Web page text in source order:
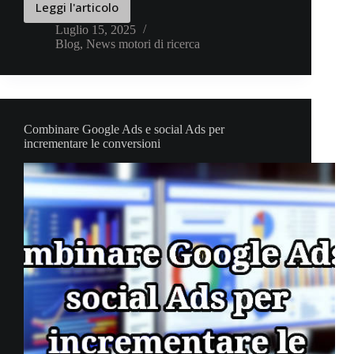
Leggi l'articolo
L’importanza
di
una
SEO
un’azienda
Luglio 15, 2025
Blog, News motori di ricerca
Combinare Google Ads e social Ads per
incrementare le conversioni